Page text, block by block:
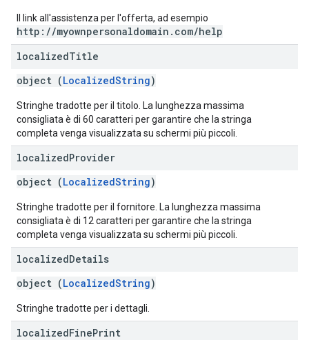
Il link all'assistenza per l'offerta, ad esempio
http://myownpersonaldomain.com/help
localizedTitle
object (LocalizedString)
Stringhe tradotte per il titolo. La lunghezza massima
consigliata è di 60 caratteri per garantire che la stringa
completa venga visualizzata su schermi più piccoli.
localizedProvider
object (LocalizedString)
Stringhe tradotte per il fornitore. La lunghezza massima
consigliata è di 12 caratteri per garantire che la stringa
completa venga visualizzata su schermi più piccoli.
localizedDetails
object (LocalizedString)
Stringhe tradotte per i dettagli.
localizedFinePrint